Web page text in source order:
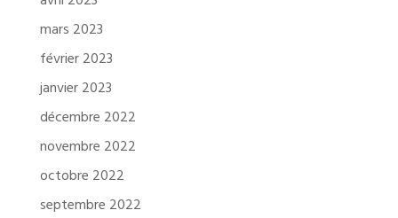
mars 2023
février 2023
janvier 2023
décembre 2022
novembre 2022
octobre 2022
septembre 2022